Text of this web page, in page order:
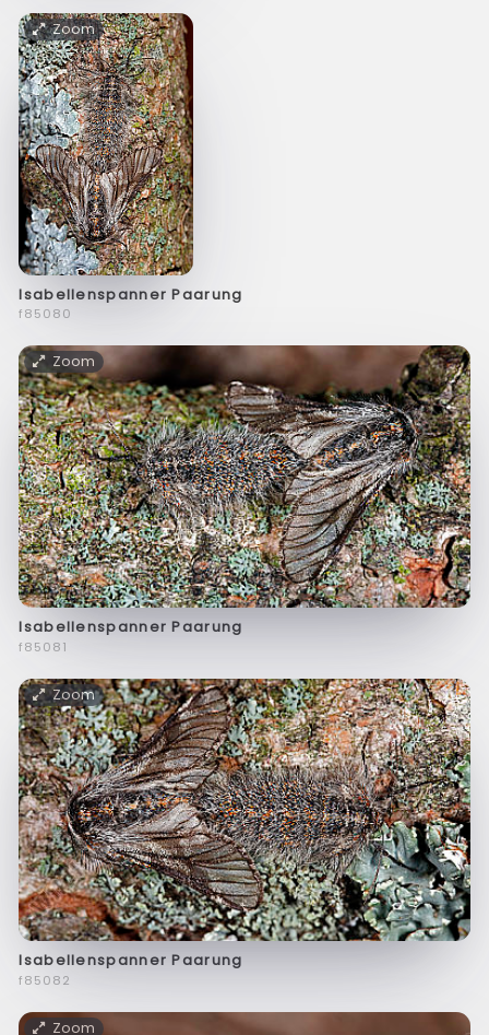
Zoom
Isabellenspanner Paarung
f85080
Zoom
Isabellenspanner Paarung
f85081
Zoom
Isabellenspanner Paarung
f85082
Zoom